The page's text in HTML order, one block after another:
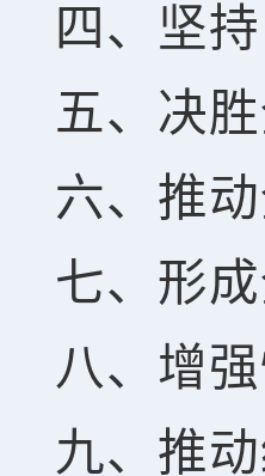
四、坚
五、决
六、推
七、形
八、增
九、推